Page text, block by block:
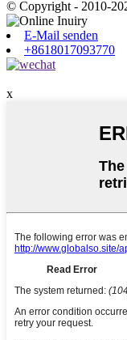
© Copyright - 2010-
E-Mail senden
+8618017093770
x